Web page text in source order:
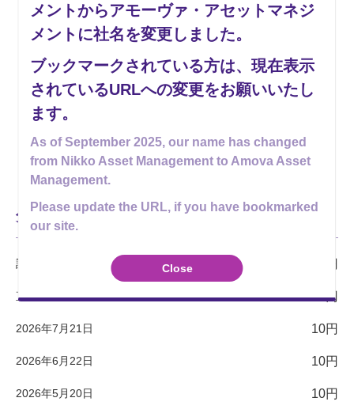
10
10
10
10
10
10
10
10
10
10
10
26年01月 26年07月
25年10月 26年04月
2020
基準価額
分配金(税引前)
分配金実績 （税引前・1万口当たり）
設定来合計
直近12期計 120円
2026年7月21日 10円
2026年6月22日 10円
2026年5月20日 10円
メントからアモーヴァ・アセットマネジ
メントに社名を変更しました。
ブックマークされている方は、現在表示
されているURLへの変更をお願いいたし
ます。
As of September 2025, our name has changed
from Nikko Asset Management to Amova Asset
Management.
Please update the URL, if you have bookmarked
our site.
Close